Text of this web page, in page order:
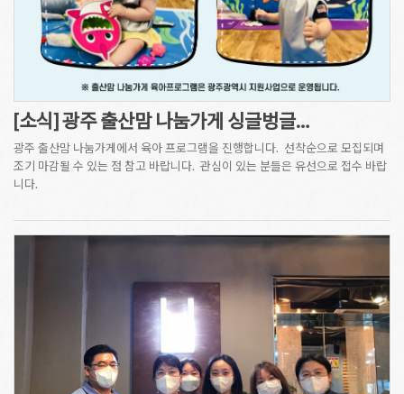
[소식] 광주 출산맘 나눔가게 싱글벙글…
광주 출산맘 나눔가게에서 육아 프로그램을 진행합니다. 선착순으로 모집되며
조기 마감될 수 있는 점 참고 바랍니다. 관심이 있는 분들은 유선으로 접수 바랍
니다.